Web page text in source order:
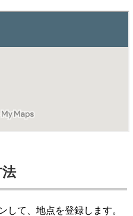
して、地点を登録します。